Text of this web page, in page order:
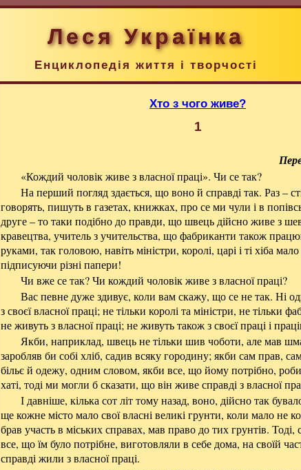
Леся Українка
Енциклопедія життя і творчості
Хто з чого живе?
1
«Кождий чоловік живе з власної праці». Чи се так?
На перший погляд здається, що воно й справді так. Раз –
говорять, пишуть в газетах, книжках, про се ми чули і в
друге – то таки подібно до правди, що швець дійсно живе з
кравецтва, учитель з учительства, що фабриканти також
руками, так головою, навіть міністри, королі, царі і ті хіба
підписуючи різні папери!
Чи вже се так? Чи кождий чоловік живе з власної праці?
Вас певне дуже здивує, коли вам скажу, що се не так. Ні
з своєї власної праці; не тільки королі та міністри, не тільки
не живуть з власної праці; не живуть також з своєї праці і
Якби, наприклад, швець не тільки шив чоботи, але мав
заробляв би собі хліб, садив всяку городину; якби сам прав,
більє й одежу, одним словом, якби все, що йому потрібно,
хаті, тоді ми могли б сказати, що він живе справді з власної
І давніше, кілька сот літ тому назад, воно, дійсно так
ще кожне місто мало свої власні великі грунти, коли мало не
брав участь в міських справах, мав право до тих грунтів. Тоді,
все, що їм було потрібне, виготовляли в себе дома, на своїй
справді жили з власної праці.